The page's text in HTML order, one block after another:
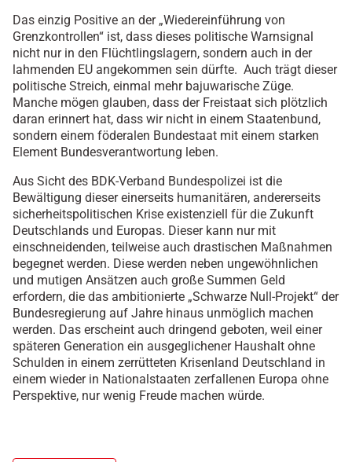
Das einzig Positive an der „Wiedereinführung von
Grenzkontrollen“ ist, dass dieses politische Warnsignal
nicht nur in den Flüchtlingslagern, sondern auch in der
lahmenden EU angekommen sein dürfte. Auch trägt dieser
politische Streich, einmal mehr bajuwarische Züge.
Manche mögen glauben, dass der Freistaat sich plötzlich
daran erinnert hat, dass wir nicht in einem Staatenbund,
sondern einem föderalen Bundestaat mit einem starken
Element Bundesverantwortung leben.
Aus Sicht des BDK-Verband Bundespolizei ist die
Bewältigung dieser einerseits humanitären, andererseits
sicherheitspolitischen Krise existenziell für die Zukunft
Deutschlands und Europas. Dieser kann nur mit
einschneidenden, teilweise auch drastischen Maßnahmen
begegnet werden. Diese werden neben ungewöhnlichen
und mutigen Ansätzen auch große Summen Geld
erfordern, die das ambitionierte „Schwarze Null-Projekt“ der
Bundesregierung auf Jahre hinaus unmöglich machen
werden. Das erscheint auch dringend geboten, weil einer
späteren Generation ein ausgeglichener Haushalt ohne
Schulden in einem zerrütteten Krisenland Deutschland in
einem wieder in Nationalstaaten zerfallenen Europa ohne
Perspektive, nur wenig Freude machen würde.